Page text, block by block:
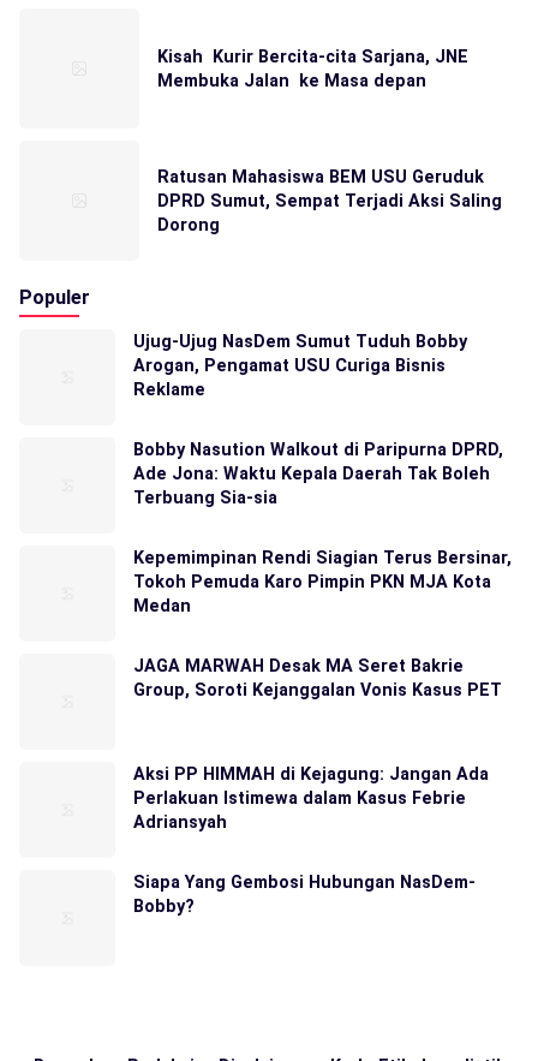
Kisah Kurir Bercita-cita Sarjana, JNE
Membuka Jalan ke Masa depan
Ratusan Mahasiswa BEM USU Geruduk
DPRD Sumut, Sempat Terjadi Aksi Saling
Dorong
Populer
Ujug-Ujug NasDem Sumut Tuduh Bobby
Arogan, Pengamat USU Curiga Bisnis
Reklame
Bobby Nasution Walkout di Paripurna DPRD,
Ade Jona: Waktu Kepala Daerah Tak Boleh
Terbuang Sia-sia
Kepemimpinan Rendi Siagian Terus Bersinar,
Tokoh Pemuda Karo Pimpin PKN MJA Kota
Medan
JAGA MARWAH Desak MA Seret Bakrie
Group, Soroti Kejanggalan Vonis Kasus PET
Aksi PP HIMMAH di Kejagung: Jangan Ada
Perlakuan Istimewa dalam Kasus Febrie
Adriansyah
Siapa Yang Gembosi Hubungan NasDem-
Bobby?